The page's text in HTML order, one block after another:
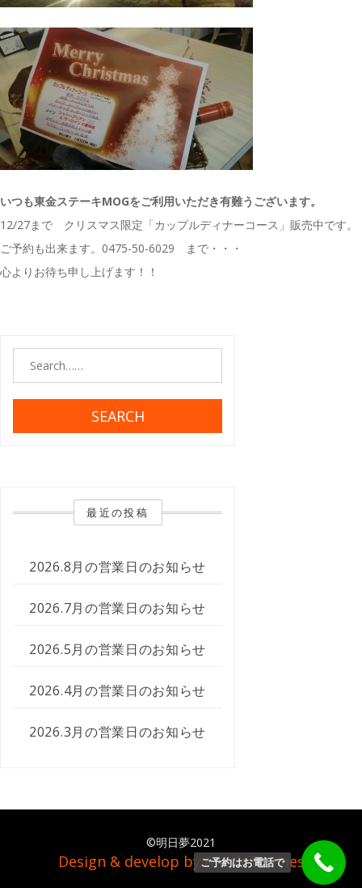
いつも東金ステーキMOGをご利用いただき有難うございます。
12/27まで クリスマス限定「カップルディナーコース」販売中です。
ご予約も出来ます。0475-50-6029 まで・・・
心よりお待ち申し上げます！！
SEARCH
最近の投稿
2026.8月の営業日のお知らせ
2026.7月の営業日のお知らせ
2026.5月の営業日のお知らせ
2026.4月の営業日のお知らせ
2026.3月の営業日のお知らせ
©明日夢2021
Design & develop by AmpleThemes
ご予約はお電話で